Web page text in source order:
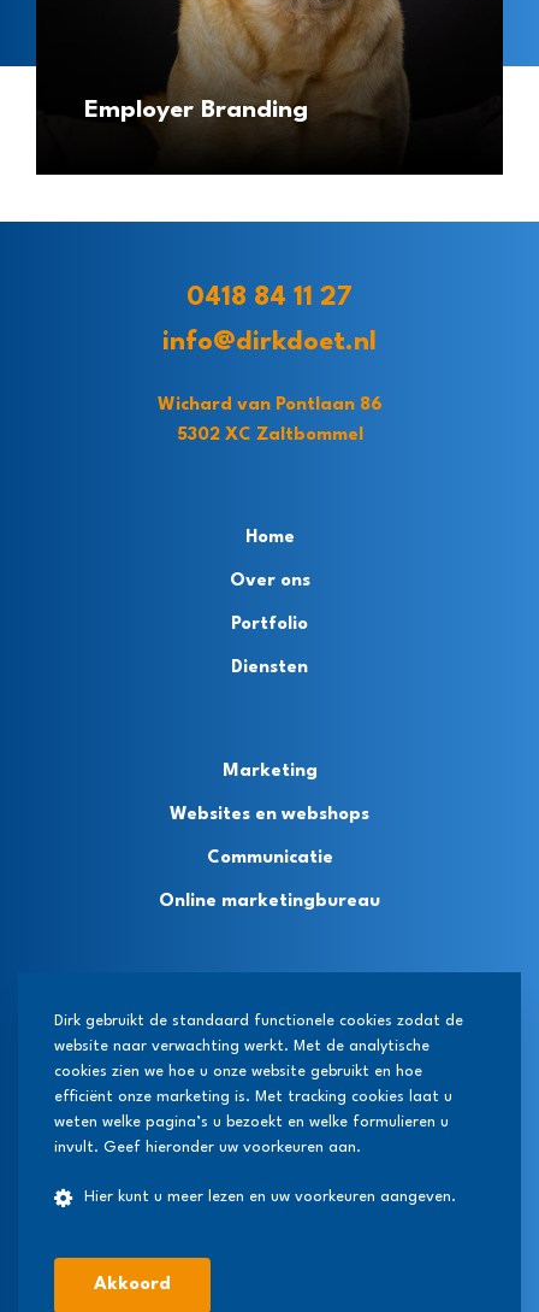
Employer Branding
0418 84 11 27
info@dirkdoet.nl
Wichard van Pontlaan 86
5302 XC Zaltbommel
Home
Over ons
Portfolio
Diensten
Marketing
Websites en webshops
Communicatie
Online marketingbureau
Algemene voorwaarden
Cookie settings
Dirk gebruikt de standaard functionele cookies zodat de
website naar verwachting werkt. Met de analytische
cookies zien we hoe u onze website gebruikt en hoe
efficiënt onze marketing is. Met tracking cookies laat u
weten welke pagina’s u bezoekt en welke formulieren u
invult. Geef hieronder uw voorkeuren aan.
Hier kunt u meer lezen en uw voorkeuren aangeven.
Akkoord